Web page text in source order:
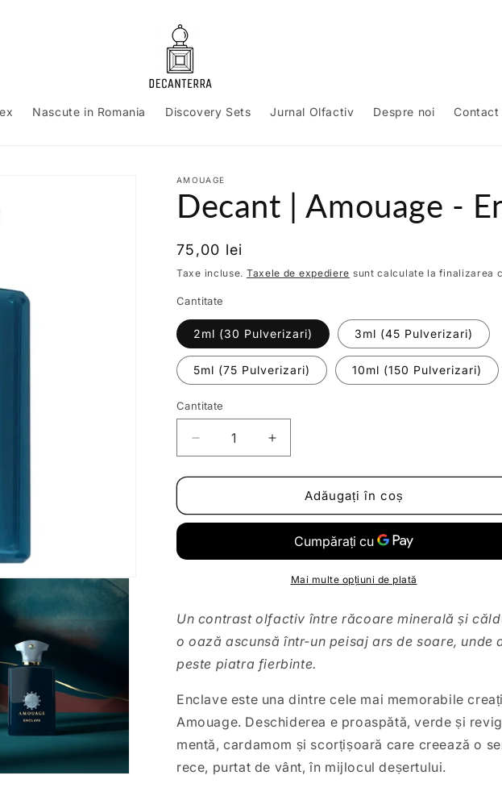
Nascute in Romania Discovery Sets Jurnal Olfactiv Despre noi Contact
AMOUAGE
Decant | Amouage -
Preț
obișnuit
75,00 lei
Taxe incluse. Taxele de expediere sunt calculate la finalizarea
Cantitate
2ml (30 Pulverizari) 3ml (45 Pulverizari)
5ml (75 Pulverizari) 10ml (150 Pulverizari)
Cantitate
Reduceți
cantitatea
pentru
|
Enclave
Creșteți
cantitatea
pentru
Decant
|
Enclave
Adăugați în coș
Mai multe opțiuni de plată
Un contrast olfactiv între răcoare minerală și
o oază ascunsă într-un peisaj ars de soare, unde
peste piatra fierbinte.
Enclave este una dintre cele mai memorabile
Amouage. Deschiderea e proaspătă, verde și
mentă, cardamom și scorțișoară care creează o
rece, purtat de vânt, în mijlocul deșertului.